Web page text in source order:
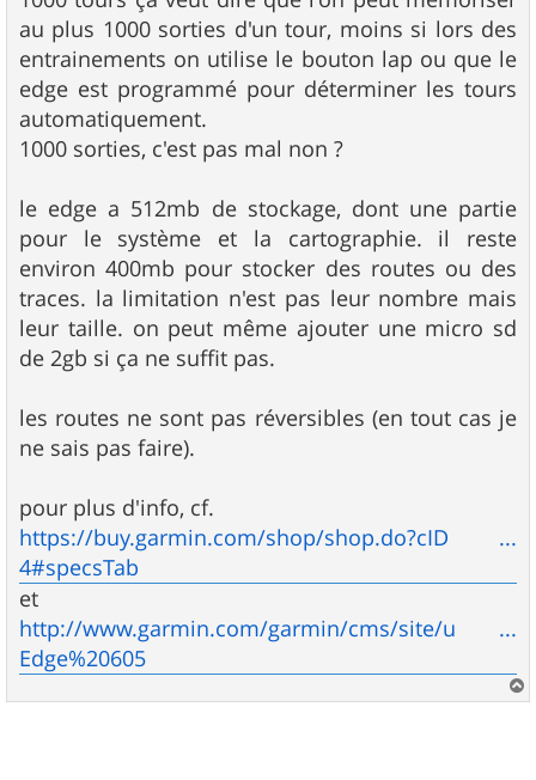
au plus 1000 sorties d'un tour, moins si lors des
entrainements on utilise le bouton lap ou que le
edge est programmé pour déterminer les tours
automatiquement.
1000 sorties, c'est pas mal non ?
le edge a 512mb de stockage, dont une partie
pour le système et la cartographie. il reste
environ 400mb pour stocker des routes ou des
traces. la limitation n'est pas leur nombre mais
leur taille. on peut même ajouter une micro sd
de 2gb si ça ne suffit pas.
les routes ne sont pas réversibles (en tout cas je
ne sais pas faire).
pour plus d'info, cf.
https://buy.garmin.com/shop/shop.do?cID ...
4#specsTab
et
http://www.garmin.com/garmin/cms/site/u ...
Edge%20605
a